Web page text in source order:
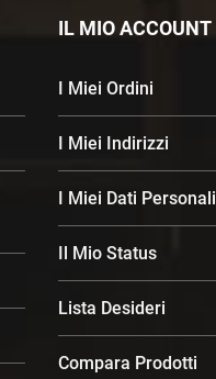
IL MIO ACCOUNT
I Miei Ordini
I Miei Indirizzi
I Miei Dati Personali
Il Mio Status
Lista Desideri
Compara Prodotti